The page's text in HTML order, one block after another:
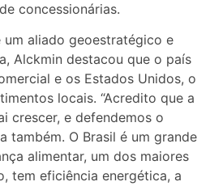
concessionárias.
um aliado geoestratégico e
Alckmin destacou que o país
e os Estados Unidos, o
locais. “Acredito que a
crescer, e defendemos o
também. O Brasil é um grande
alimentar, um dos maiores
tem eficiência energética, a